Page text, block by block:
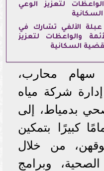
لتعزيز الوعي
عبلة الألفي تشارك في
والواعظات لتعزيز
السكانية
سهام محارب،
شركة مياه
بدمياط، إلى
كبيرًا بتمكين
من خلال
الصحية، وبرامج